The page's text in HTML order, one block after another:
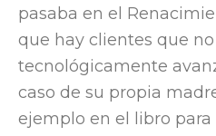
pasaba en el
que hay clientes que
tecnológicamente
caso de su propia
ejemplo en el libro